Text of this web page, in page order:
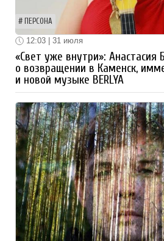
ПЕРСОНА
12:03 | 31 июля
«Свет уже внутри»: Анастасия
о возвращении в Каменск,
и новой музыке BERLYA